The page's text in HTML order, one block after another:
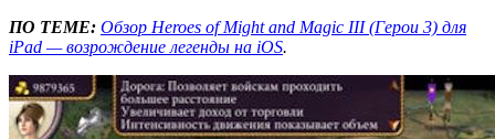
ПО ТЕМЕ: Обзор Heroes of Might and Magic III (Герои 3) для
iPad — возрождение легенды на iOS.